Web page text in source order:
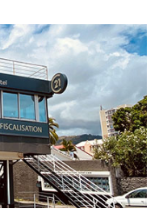
Lancastel
Leclerc
97400
message
l'agence